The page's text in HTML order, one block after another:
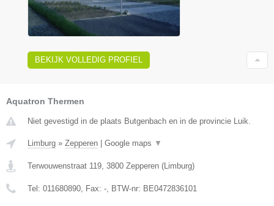
BEKIJK VOLLEDIG PROFIEL
Aquatron Thermen
Niet gevestigd in de plaats Butgenbach en in de provincie Luik.
Limburg » Zepperen Google maps ▼
Terwouwenstraat 119, 3800 Zepperen (Limburg)
Tel: 011680890, Fax: -, BTW-nr: BE0472836101